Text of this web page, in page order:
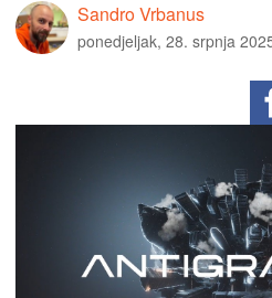
Sandro Vrbanus
ponedjeljak, 28. srpnja